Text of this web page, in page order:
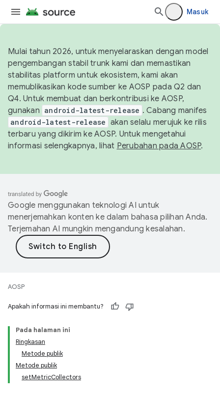
Masuk
Mulai tahun 2026, untuk menyelaraskan dengan model
pengembangan stabil trunk kami dan memastikan
stabilitas platform untuk ekosistem, kami akan
memublikasikan kode sumber ke AOSP pada Q2 dan
Q4. Untuk membuat dan berkontribusi ke AOSP,
gunakan android-latest-release . Cabang manifes
android-latest-release akan selalu merujuk ke rilis
terbaru yang dikirim ke AOSP. Untuk mengetahui
informasi selengkapnya, lihat Perubahan pada AOSP.
Google menggunakan teknologi AI untuk
menerjemahkan konten ke dalam bahasa pilihan Anda.
Terjemahan AI mungkin mengandung kesalahan.
AOSP
Apakah informasi ini membantu?
Pada halaman ini
Ringkasan
Metode publik
Metode publik
setMetricCollectors